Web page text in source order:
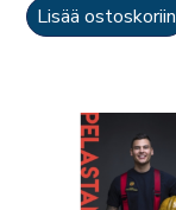
Lisää ostoskoriin